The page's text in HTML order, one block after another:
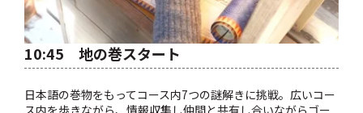
10:45 地の巻スタート
日本語の巻物をもってコース内7つの謎解きに挑戦。広いコー
ス内を歩きながら、情報収集し仲間と共有し合いながらゴー